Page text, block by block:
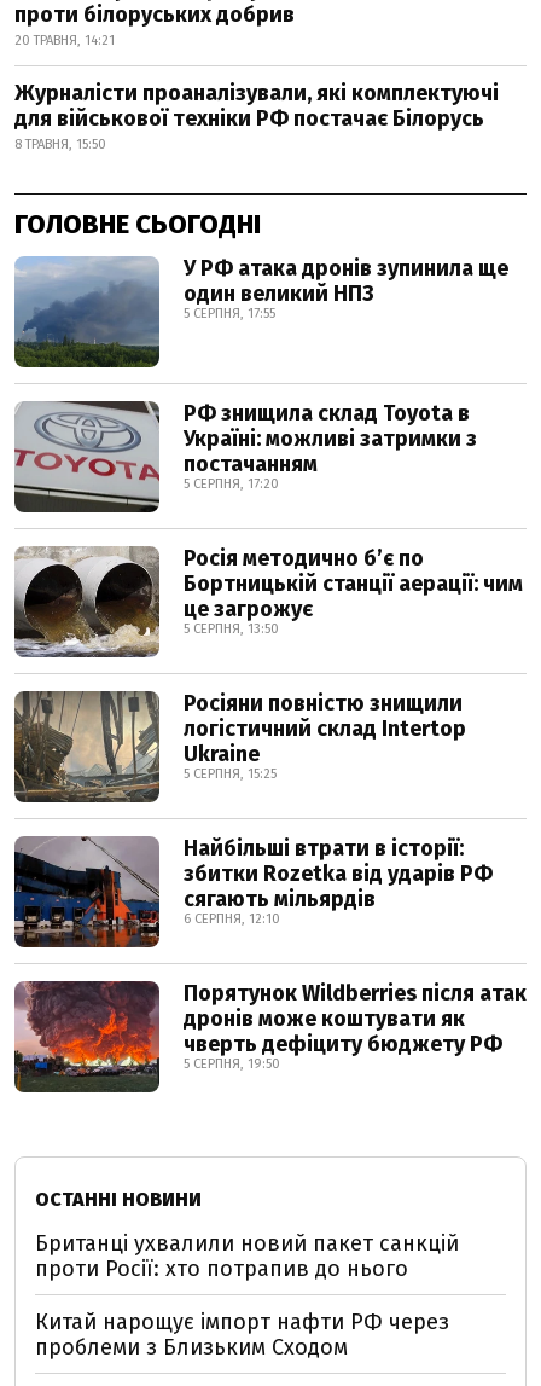
проти білоруських добрив
20 ТРАВНЯ, 14:21
Журналісти проаналізували, які комплектуючі
для військової техніки РФ постачає Білорусь
8 ТРАВНЯ, 15:50
ГОЛОВНЕ СЬОГОДНІ
У РФ атака дронів зупинила ще
один великий НПЗ
5 СЕРПНЯ, 17:55
РФ знищила склад Toyota в
Україні: можливі затримки з
постачанням
5 СЕРПНЯ, 17:20
Росія методично б’є по
Бортницькій станції аерації: чим
це загрожує
5 СЕРПНЯ, 13:50
Росіяни повністю знищили
логістичний склад Intertop
Ukraine
5 СЕРПНЯ, 15:25
Найбільші втрати в історії:
збитки Rozetka від ударів РФ
сягають мільярдів
6 СЕРПНЯ, 12:10
Порятунок Wildberries після атак
дронів може коштувати як
чверть дефіциту бюджету РФ
5 СЕРПНЯ, 19:50
ОСТАННІ НОВИНИ
Британці ухвалили новий пакет санкцій
проти Росії: хто потрапив до нього
Китай нарощує імпорт нафти РФ через
проблеми з Близьким Сходом